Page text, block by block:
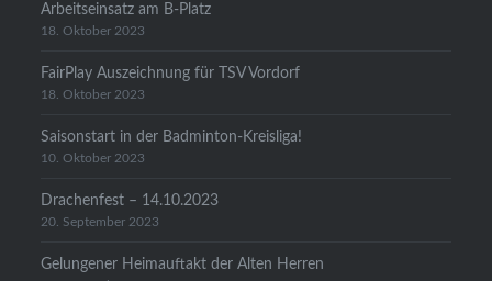
Arbeitseinsatz am B-Platz
18. Oktober 2023
FairPlay Auszeichnung für TSV Vordorf
18. Oktober 2023
Saisonstart in der Badminton-Kreisliga!
10. Oktober 2023
Drachenfest – 14.10.2023
20. September 2023
Gelungener Heimauftakt der Alten Herren